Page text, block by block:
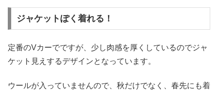
ジャケットぽく着れる！
定番のVカーでですが、少し肉感を厚くしているのでジャ
ケット見えするデザインとなっています。
ウールが入っていませんので、秋だけでなく、春先にも着